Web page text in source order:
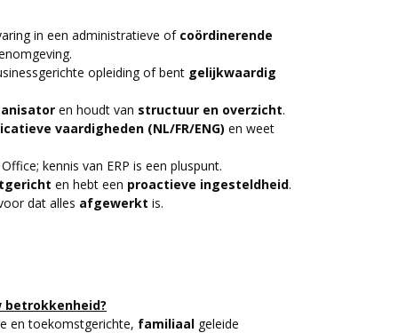
in een administratieve of coördinerende
opleiding of bent gelijkwaardig
en houdt van structuur en overzicht.
vaardigheden (NL/FR/ENG) en weet
kennis van ERP is een pluspunt.
en hebt een proactieve ingesteldheid.
dat alles afgewerkt is.
betrokkenheid?
en toekomstgerichte, familiaal geleide